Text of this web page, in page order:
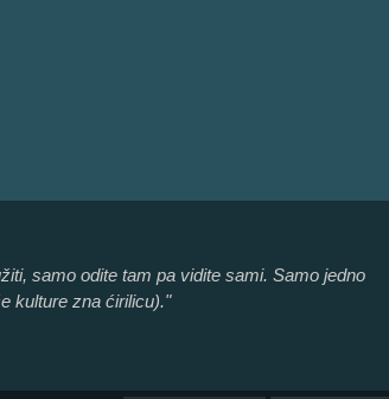
samo odite tam pa vidite sami. Samo jedno
kulture zna ćirilicu)."